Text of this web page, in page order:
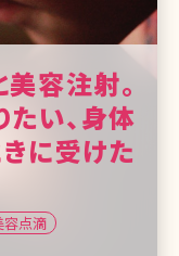
容注射。
たい、身体
に受けた
容点滴